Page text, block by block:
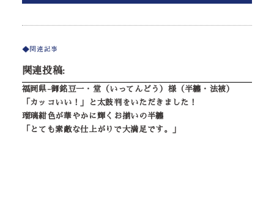
関連記事
関連投稿:
福岡県-御銘豆一・堂（いってんどう）様（半纏・法被）
「カッコいい！」と太鼓判をいただきました！
瑠璃紺色が華やかに輝くお揃いの半纏
「とても素敵な仕上がりで大満足です。」